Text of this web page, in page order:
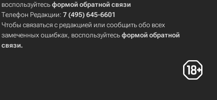
воспользуйтесьформой обратной связи
Телефон Редакции:7 (495) 645-6601
Чтобы связаться с редакцией или сообщить обо всех
замеченных ошибках, воспользуйтесьформой обратной
связи.